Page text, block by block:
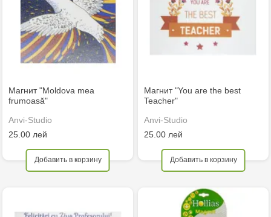
Магнит "Moldova mea
frumoasă"
Anvi-Studio
25.00 лей
Добавить в корзину
Магнит "You are the best
Teacher"
Anvi-Studio
25.00 лей
Добавить в корзину